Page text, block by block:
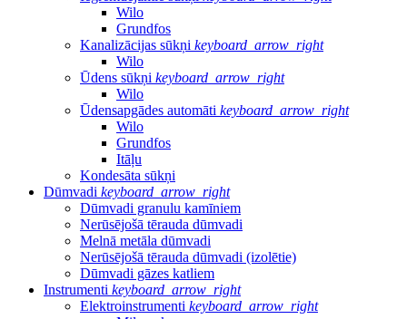
Wilo
Grundfos
Kanalizācijas sūkņi keyboard_arrow_right
Wilo
Ūdens sūkņi keyboard_arrow_right
Wilo
Ūdensapgādes automāti keyboard_arrow_right
Wilo
Grundfos
Itāļu
Kondesāta sūkņi
Dūmvadi keyboard_arrow_right
Dūmvadi granulu kamīniem
Nerūsējošā tērauda dūmvadi
Melnā metāla dūmvadi
Nerūsējošā tērauda dūmvadi (izolētie)
Dūmvadi gāzes katliem
Instrumenti keyboard_arrow_right
Elektroinstrumenti keyboard_arrow_right